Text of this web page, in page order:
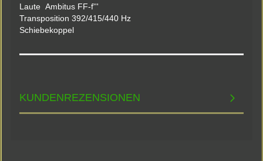
Laute Ambitus FF-f'''
Transposition 392/415/440 Hz
Schiebekoppel
KUNDENREZENSIONEN